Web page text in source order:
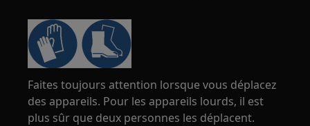
Faites toujours attention lorsque vous déplacez
des appareils. Pour les appareils lourds, il est
plus sûr que deux personnes les déplacent.